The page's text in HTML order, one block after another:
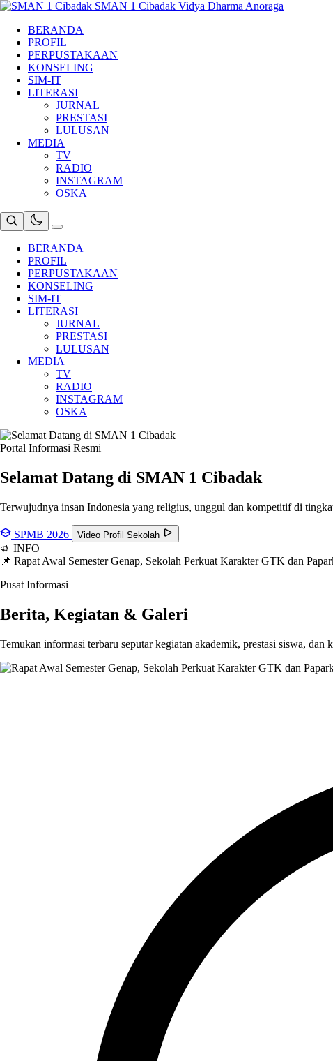
Skip
content
SMAN 1 Cibadak Vidya Dharma Anoraga
BERANDA
PROFIL
PERPUSTAKAAN
KONSELING
SIM-IT
LITERASI
JURNAL
PRESTASI
LULUSAN
MEDIA
TV
RADIO
INSTAGRAM
OSKA
BERANDA
PROFIL
PERPUSTAKAAN
KONSELING
SIM-IT
LITERASI
JURNAL
PRESTASI
LULUSAN
MEDIA
TV
RADIO
INSTAGRAM
OSKA
Portal Informasi Resmi
Selamat Datang di SMAN 1 Cibadak
Terwujudnya insan Indonesia yang religius, unggul dan kompetitif di
SPMB 2026 Video Profil Sekolah
INFO
📌 Rapat Awal Semester Genap, Sekolah Perkuat Karakter GTK dan
Pusat Informasi
Berita, Kegiatan & Galeri
Temukan informasi terbaru seputar kegiatan akademik, prestasi siswa, dan